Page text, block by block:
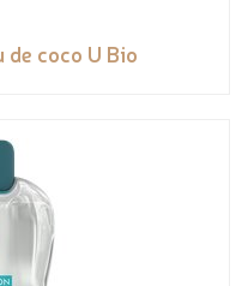
de coco U Bio